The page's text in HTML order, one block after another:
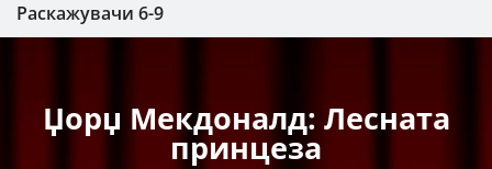
Раскажувачи 6-9
Џорџ Мекдоналд: Лесната
принцеза